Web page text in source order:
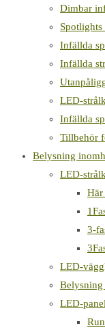
Dimbar
Infällda
Infällda
LED-
Infällda
Tillbehör
Belysning
LED-
Här
3-
LED-
LED-